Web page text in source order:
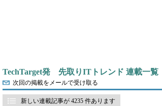
TechTarget発 先取りITトレンド 連載一覧
次回の掲載をメールで受け取る
新しい連載記事が 4235 件あります